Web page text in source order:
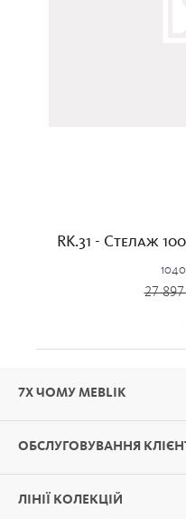
RK.31 - Стелаж
27
7Х ЧОМУ MEBLIK
ОБСЛУГОВУВАННЯ
ЛІНІЇ КОЛЕКЦІЙ